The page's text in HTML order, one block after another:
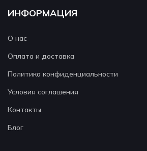
ИНФОРМАЦИЯ
О нас
Оплата и доставка
Политика конфиденциальности
Условия соглашения
Контакты
Блог